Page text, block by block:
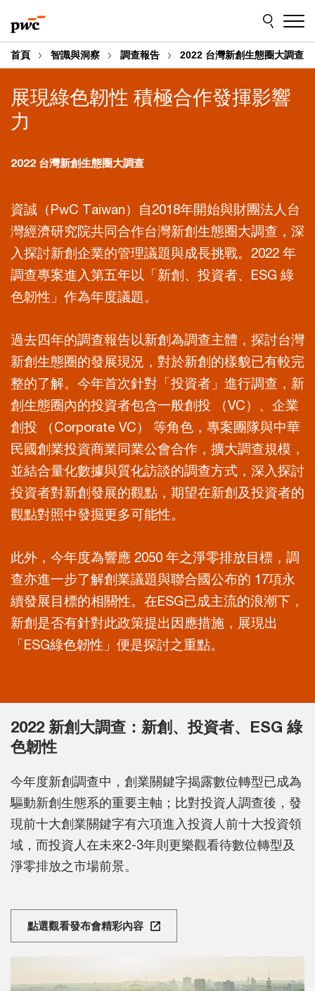
to
content
to
footer
首頁 智識與洞察 調查報告 2022 台灣新創生態圈大調查
展現綠色韌性 積極合作發揮影響
力
2022 台灣新創生態圈大調查
資誠（PwC Taiwan）自2018年開始與財團法人台
灣經濟研究院共同合作台灣新創生態圈大調查，深
入探討新創企業的管理議題與成長挑戰。2022 年
調查專案進入第五年以「新創、投資者、ESG 綠
色韌性」作為年度議題。
過去四年的調查報告以新創為調查主體，探討台灣
新創生態圈的發展現況，對於新創的樣貌已有較完
整的了解。今年首次針對「投資者」進行調查，新
創生態圈內的投資者包含一般創投 （VC）、企業
創投 （Corporate VC） 等角色，專案團隊與中華
民國創業投資商業同業公會合作，擴大調查規模，
並結合量化數據與質化訪談的調查方式，深入探討
投資者對新創發展的觀點，期望在新創及投資者的
觀點對照中發掘更多可能性。
此外，今年度為響應 2050 年之淨零排放目標，調
查亦進一步了解創業議題與聯合國公布的 17項永
續發展目標的相關性。在ESG已成主流的浪潮下，
新創是否有針對此政策提出因應措施，展現出
「ESG綠色韌性」便是探討之重點。
2022 新創大調查：新創、投資者、ESG 綠
色韌性
今年度新創調查中，創業關鍵字揭露數位轉型已成為
驅動新創生態系的重要主軸；比對投資人調查後，發
現前十大創業關鍵字有六項進入投資人前十大投資領
域，而投資人在未來2-3年則更樂觀看待數位轉型及
淨零排放之市場前景。
點選觀看發布會精彩內容